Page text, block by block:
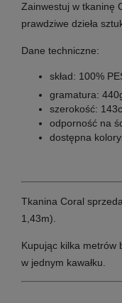
Zainwestuj w tkaninę
prawdziwe dzieła
Dane techniczne:
skład: 100%
gramatura:
szerokość:
odporność na
dostępna
Tkanina Coral
1,43m).
Kupując kilka metrów
w jednym kawałku.